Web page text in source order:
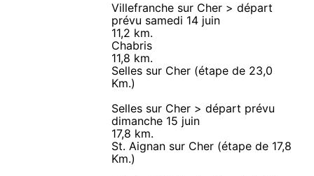
Villefranche sur Cher > départ
prévu samedi 14 juin
11,2 km.
Chabris
11,8 km.
Selles sur Cher (étape de 23,0
Km.)
Selles sur Cher > départ prévu
dimanche 15 juin
17,8 km.
St. Aignan sur Cher (étape de 17,8
Km.)